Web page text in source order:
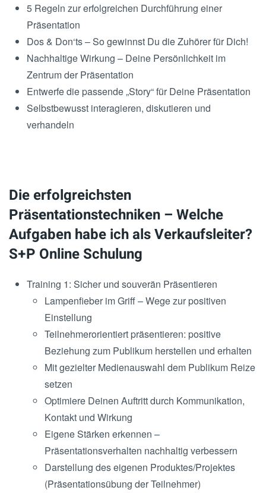
5 Regeln zur erfolgreichen Durchführung einer
Präsentation
Dos & Don‘ts – So gewinnst Du die Zuhörer für Dich!
Nachhaltige Wirkung – Deine Persönlichkeit im
Zentrum der Präsentation
Entwerfe die passende „Story“ für Deine Präsentation
Selbstbewusst interagieren, diskutieren und
verhandeln
Die erfolgreichsten
Präsentationstechniken – Welche
Aufgaben habe ich als Verkaufsleiter?
S+P Online Schulung
Training 1: Sicher und souverän Präsentieren
Lampenfieber im Griff – Wege zur positiven
Einstellung
Teilnehmerorientiert präsentieren: positive
Beziehung zum Publikum herstellen und erhalten
Mit gezielter Medienauswahl dem Publikum Reize
setzen
Optimiere Deinen Auftritt durch Kommunikation,
Kontakt und Wirkung
Eigene Stärken erkennen –
Präsentationsverhalten nachhaltig verbessern
Darstellung des eigenen Produktes/Projektes
(Präsentationsübung der Teilnehmer)